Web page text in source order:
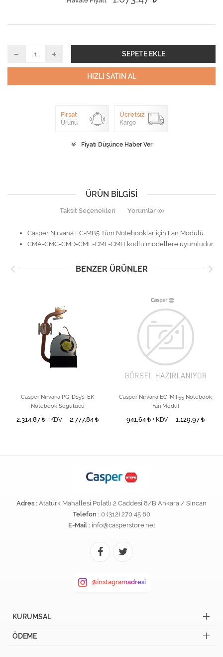
SEPETE EKLE
HIZLI SATIN AL
Fırsat
Ürünü
Ücretsiz
Kargo
Fiyatı Düşünce Haber Ver
ÜRÜN BILGISI
Taksit Seçenekleri Yorumlar (0)
Casper Nirvana EC-MB5 Tüm Notebooklar için Fan Modulü
CMA-CMC-CMD-CME-CMF-CMH kodlu modellere uyumludur
BENZER ÜRÜNLER
Casper Nirvana PG-D15S-EK
Notebook Soğutucu
2.314,87 + KDV 2.777,84
Casper Nirvana EC-MT55 Notebook
Fan Modül
941,64 + KDV 1.129,97
Adres : Atatürk Mahallesi Polatlı 2 Caddesi 8/B Ankara / Sincan
Telefon : 0 (312) 270 45 60
E-Mail : info@casperstore.net
@instagramadresi
KURUMSAL
ÖDEME